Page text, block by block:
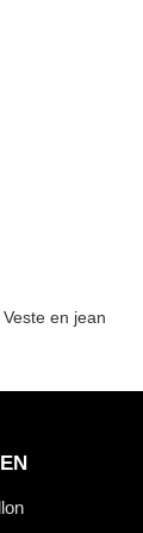
Veste en jean